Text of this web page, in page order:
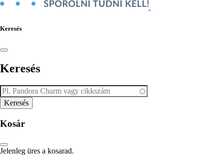
Keresés
Keresés
Kosár
Jelenleg üres a kosarad.